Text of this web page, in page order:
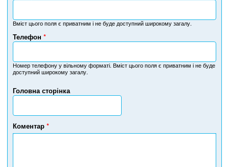
Вміст цього поля є приватним і не буде доступний широкому загалу.
Головна сторінка
Телефон *
Н
м
е
т
л
е
ф
Номер телефону у вільному форматі. Вміст цього поля є приватним і не буде
доступний широкому загалу.
Коментар *